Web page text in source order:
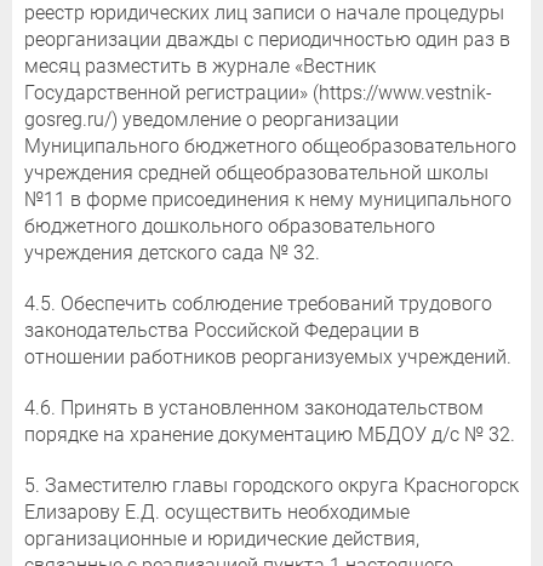
реестр юридических лиц записи о начале процедуры
реорганизации дважды с периодичностью один раз в
месяц разместить в журнале «Вестник
Государственной регистрации» (https://www.vestnik-
gosreg.ru/) уведомление о реорганизации
Муниципального бюджетного общеобразовательного
учреждения средней общеобразовательной школы
№11 в форме присоединения к нему муниципального
бюджетного дошкольного образовательного
учреждения детского сада № 32.
4.5. Обеспечить соблюдение требований трудового
законодательства Российской Федерации в
отношении работников реорганизуемых учреждений.
4.6. Принять в установленном законодательством
порядке на хранение документацию МБДОУ д/с № 32.
5. Заместителю главы городского округа Красногорск
Елизарову Е.Д. осуществить необходимые
организационные и юридические действия,